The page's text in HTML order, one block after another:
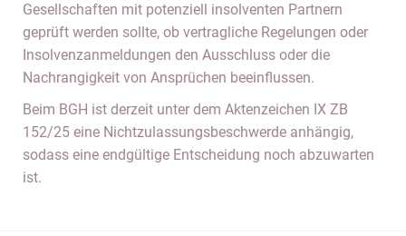
Gesellschaften mit potenziell insolventen Partnern
geprüft werden sollte, ob vertragliche Regelungen oder
Insolvenzanmeldungen den Ausschluss oder die
Nachrangigkeit von Ansprüchen beeinflussen.
Beim BGH ist derzeit unter dem Aktenzeichen IX ZB
152/25 eine Nichtzulassungsbeschwerde anhängig,
sodass eine endgültige Entscheidung noch abzuwarten
ist.